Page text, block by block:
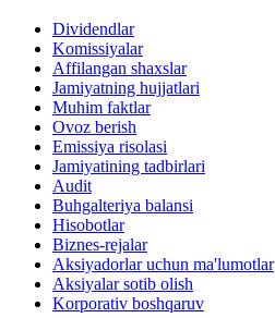
Dividendlar
Komissiyalar
Affilangan shaxslar
Jamiyatning hujjatlari
Muhim faktlar
Ovoz berish
Emissiya risolasi
Jamiyatining tadbirlari
Audit
Buhgalteriya balansi
Hisobotlar
Biznes-rejalar
Aksiyadorlar uchun ma'lumotlar
Aksiyalar sotib olish
Korporativ boshqaruv